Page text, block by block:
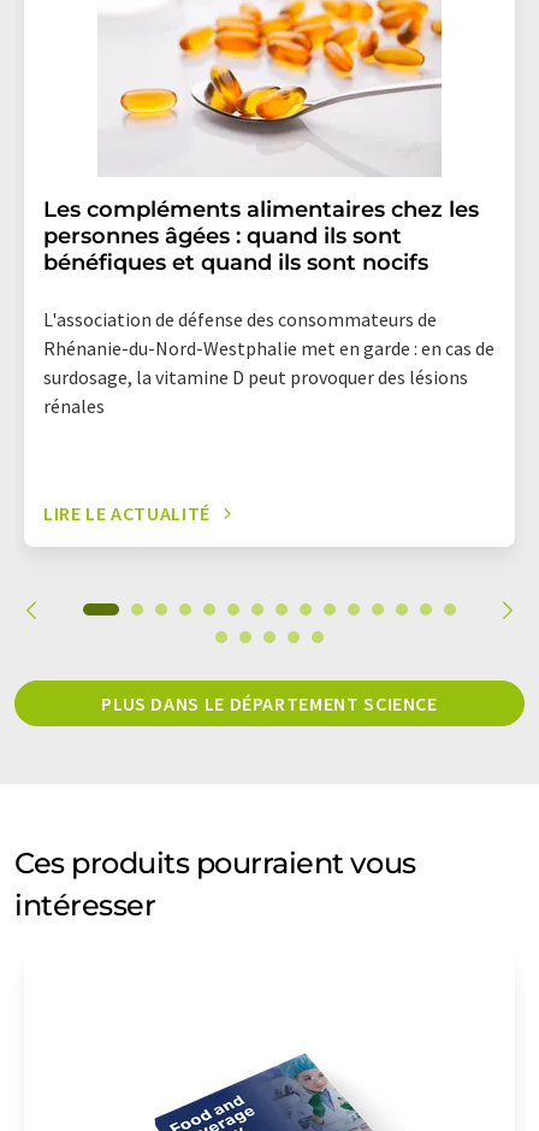
Les compléments alimentaires chez les
personnes âgées : quand ils sont
bénéfiques et quand ils sont nocifs
L'association de défense des consommateurs de
Rhénanie-du-Nord-Westphalie met en garde : en cas de
surdosage, la vitamine D peut provoquer des lésions
rénales
LIRE LE ACTUALITÉ
PLUS DANS LE DÉPARTEMENT SCIENCE
Ces produits pourraient vous
intéresser